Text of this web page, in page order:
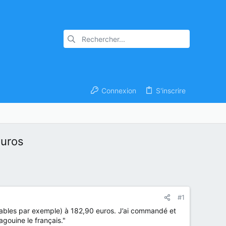
Connexion S'inscrire
#1
par exemple) à 182,90 euros. J’ai commandé et
le français."